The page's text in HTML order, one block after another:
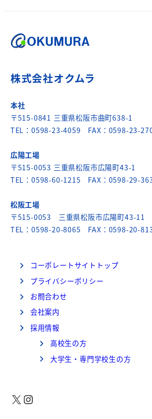
株式会社オクムラ
本社
〒515-0841 三重県松阪市曲町638-1
TEL：0598-23-4059 FAX：0598-23-
広陽工場
〒515-0053 三重県松阪市広陽町43-1
TEL：0598-60-1215 FAX：0598-29-
松阪工場
〒515-0053 三重県松阪市広陽町43-11
TEL：0598-20-8065 FAX：0598-20-
コーポレートサイトトップ
プライバシーポリシー
お問合わせ
会社案内
採用情報
高校生の方
大学生・専門学校生の方
X Instagram